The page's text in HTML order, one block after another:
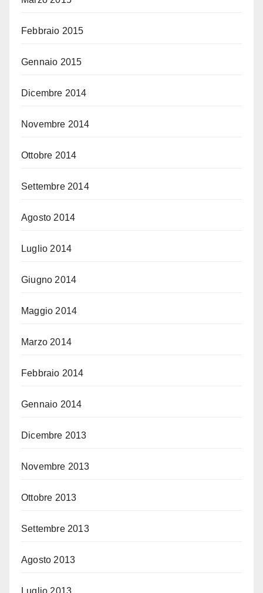
Febbraio 2015
Gennaio 2015
Dicembre 2014
Novembre 2014
Ottobre 2014
Settembre 2014
Agosto 2014
Luglio 2014
Giugno 2014
Maggio 2014
Marzo 2014
Febbraio 2014
Gennaio 2014
Dicembre 2013
Novembre 2013
Ottobre 2013
Settembre 2013
Agosto 2013
Luglio 2013